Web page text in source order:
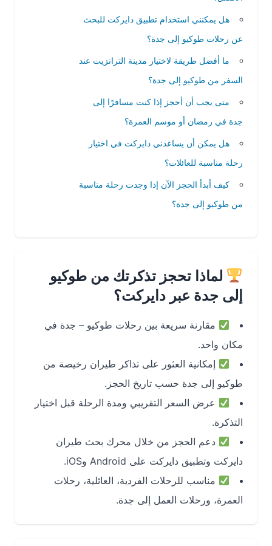
هل يمكنني استخدام تطبيق دايركت للبحث
عن رحلات طوكيو إلى جدة؟
ما أفضل طريقة لاختيار مدينة الترانزيت عند
السفر من طوكيو إلى جدة؟
متى يجب أن أحجز إذا كنت مسافرًا إلى
جدة في رمضان أو موسم العمرة؟
هل يمكن أن يساعدني دايركت في اختيار
رحلة مناسبة للعائلات؟
كيف أبدأ الحجز الآن إذا وجدت رحلة مناسبة
من طوكيو إلى جدة؟
لماذا تحجز تذكرتك من طوكيو
إلى جدة عبر دايركت؟
مقارنة سريعة بين رحلات طوكيو – جدة في
مكان واحد.
إمكانية العثور على تذاكر طيران رخيصة من
طوكيو إلى جدة حسب تاريخ الحجز.
عرض السعر التقريبي ومدة الرحلة قبل اختيار
التذكرة.
دعم الحجز من خلال محرك بحث طيران
دايركت وتطبيق دايركت على Android وiOS.
مناسب للرحلات الفردية، العائلية، رحلات
العمرة، ورحلات العمل إلى جدة.